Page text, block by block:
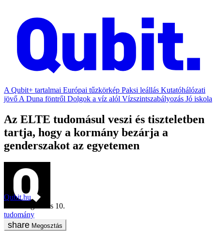
A Qubit+ tartalmai Európai tűzkörkép Paksi leállás Kutatóhálózati
jövő A Duna föntről Dolgok a víz alól Vízszintszabályozás Jó iskola
Az ELTE tudomásul veszi és tiszteletben
tartja, hogy a kormány bezárja a
genderszakot az egyetemen
Qubit.hu
2018. augusztus 10.
tudomány
Megosztás